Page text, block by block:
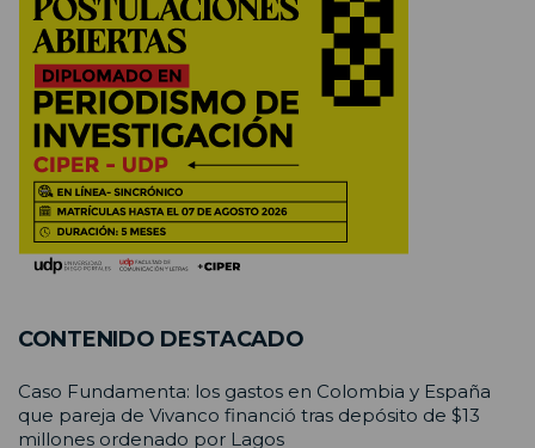
CONTENIDO DESTACADO
Caso Fundamenta: los gastos en Colombia y España
que pareja de Vivanco financió tras depósito de $13
millones ordenado por Lagos